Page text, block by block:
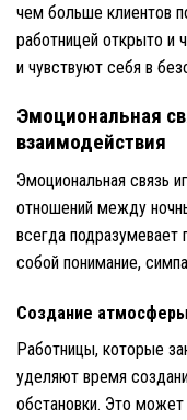
чем больше клиентов
работницей открыто и
и чувствуют себя в
Эмоциональная
взаимодействия
Эмоциональная связь
отношений между
всегда подразумевает
собой понимание,
Создание
Работницы, которые
уделяют время
обстановки. Это